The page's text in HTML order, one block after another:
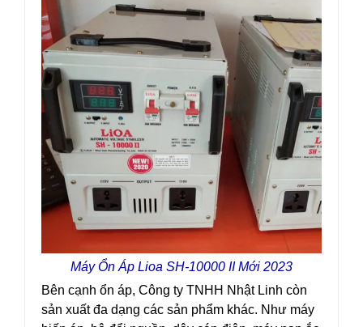
Máy Ổn Áp Lioa SH-10000 II Mới 2023
Bên cạnh ổn áp, Công ty TNHH Nhật Linh còn
sản xuất đa dạng các sản phẩm khác. Như máy